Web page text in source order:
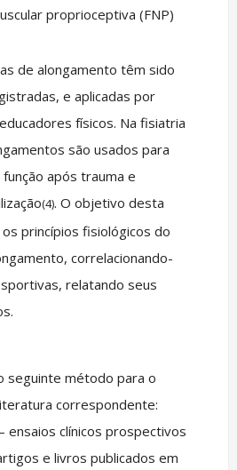
proprioceptiva (FNP)
de alongamento têm sido
e aplicadas por
físicos. Na fisiatria
são usados para
após trauma e
(4). O objetivo desta
princípios fisiológicos do
correlacionando-
relatando seus
seguinte método para o
correspondente:
ensaios clínicos prospectivos
e livros publicados em